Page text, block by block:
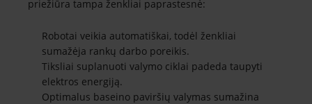
priežiūra tampa ženkliai paprastesnė:
Robotai veikia automatiškai, todėl ženkliai
sumažėja rankų darbo poreikis.
Tiksliai suplanuoti valymo ciklai padeda taupyti
elektros energiją.
Optimalus baseino paviršių valymas sumažina